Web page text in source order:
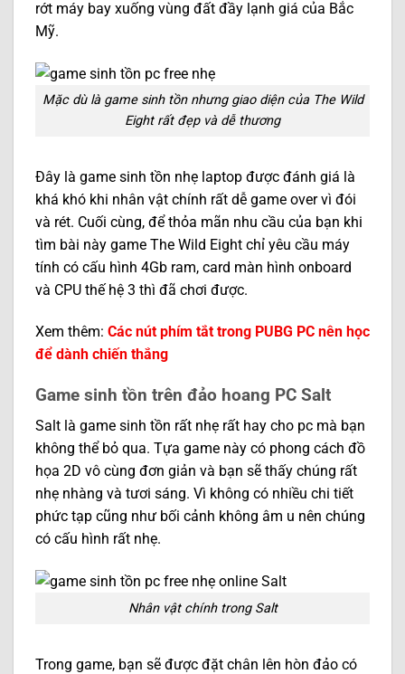
rớt máy bay xuống vùng đất đầy lạnh giá của Bắc
Mỹ.
Mặc dù là game sinh tồn nhưng giao diện của The Wild
Eight rất đẹp và dễ thương
Đây là game sinh tồn nhẹ laptop được đánh giá là
khá khó khi nhân vật chính rất dễ game over vì đói
và rét. Cuối cùng, để thỏa mãn nhu cầu của bạn khi
tìm bài này game The Wild Eight chỉ yêu cầu máy
tính có cấu hình 4Gb ram, card màn hình onboard
và CPU thế hệ 3 thì đã chơi được.
Xem thêm: Các nút phím tắt trong PUBG PC nên học
để dành chiến thắng
Game sinh tồn trên đảo hoang PC Salt
Salt là game sinh tồn rất nhẹ rất hay cho pc mà bạn
không thể bỏ qua. Tựa game này có phong cách đồ
họa 2D vô cùng đơn giản và bạn sẽ thấy chúng rất
nhẹ nhàng và tươi sáng. Vì không có nhiều chi tiết
phức tạp cũng như bối cảnh không âm u nên chúng
có cấu hình rất nhẹ.
Nhân vật chính trong Salt
Trong game, bạn sẽ được đặt chân lên hòn đảo có